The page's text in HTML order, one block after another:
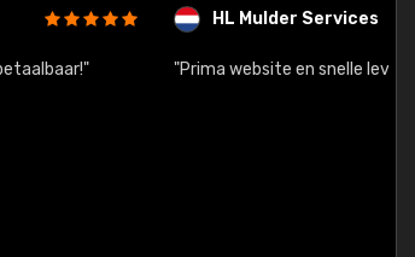
HL Mulder Services
"Prima website en snelle levering na bestelling"